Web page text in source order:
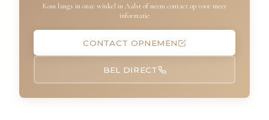
Kom langs in onze winkel in Aalst of neem contact op voor meer
informatie
CONTACT OPNEMEN
BEL DIRECT